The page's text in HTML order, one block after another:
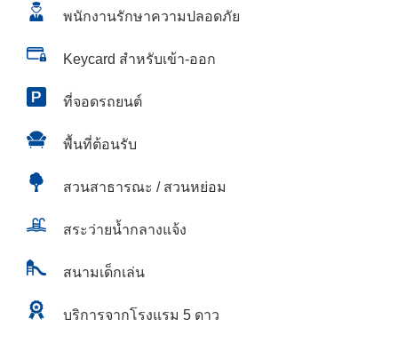
พนักงานรักษาความปลอดภัย
Keycard สำหรับเข้า-ออก
ที่จอดรถยนต์
พื้นที่ต้อนรับ
สวนสาธารณะ / สวนหย่อม
สระว่ายน้ำกลางแจ้ง
สนามเด็กเล่น
บริการจากโรงแรม 5 ดาว